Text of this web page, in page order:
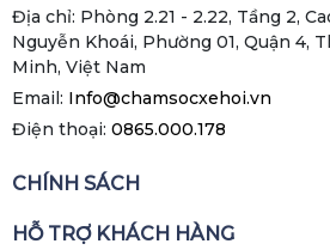
Địa chỉ: Phòng 2.21 - 2.22, Tầng 2,
Nguyễn Khoái, Phường 01, Quận 4,
Minh, Việt Nam
Email: Info@chamsocxehoi.vn
Điện thoại: 0865.000.178
CHÍNH SÁCH
HỖ TRỢ KHÁCH HÀNG